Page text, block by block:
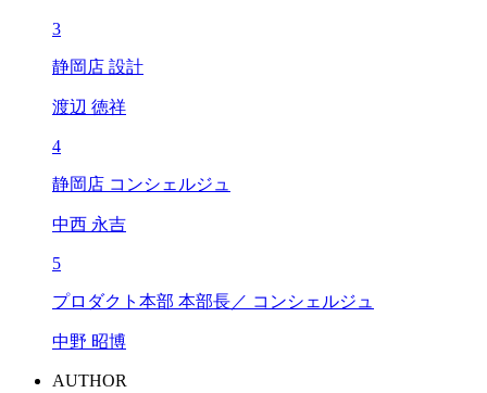
3
静岡店 設計
渡辺 徳祥
4
静岡店 コンシェルジュ
中西 永吉
5
プロダクト本部 本部長／ コンシェルジュ
中野 昭博
AUTHOR